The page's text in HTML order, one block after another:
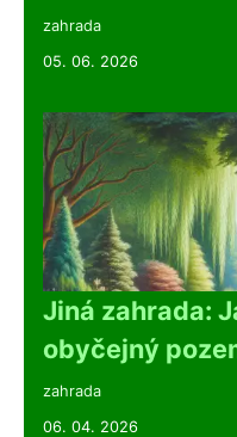
zahrada
05. 06. 2026
Jiná zahrada:
obyčejný
zahrada
06. 04. 2026